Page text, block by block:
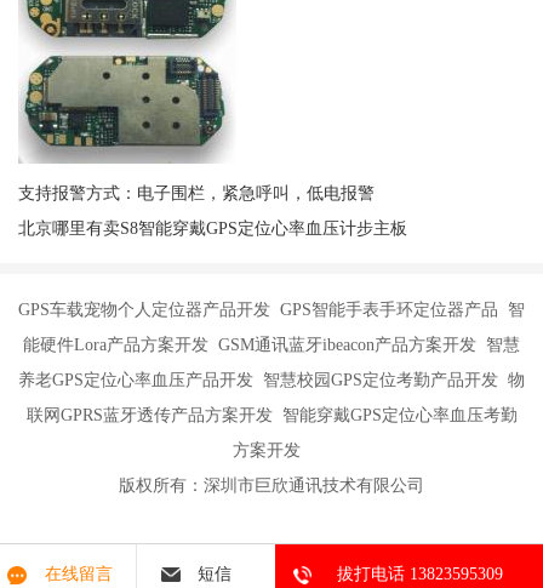
支持报警方式：电子围栏，紧急呼叫，低电报警
北京哪里有卖S8智能穿戴GPS定位心率血压计步主板
GPS车载宠物个人定位器产品开发 GPS智能手表手环定位器产品 智
能硬件Lora产品方案开发 GSM通讯蓝牙ibeacon产品方案开发 智慧
养老GPS定位心率血压产品开发 智慧校园GPS定位考勤产品开发 物
联网GPRS蓝牙透传产品方案开发 智能穿戴GPS定位心率血压考勤
方案开发
版权所有：深圳市巨欣通讯技术有限公司
在线留言 短信 拔打电话 13823595309